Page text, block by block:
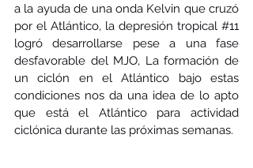
a la ayuda de una onda Kelvin que cruzó
por el Atlántico, la depresión tropical #11
logró desarrollarse pese a una fase
desfavorable del MJO, La formación de
un ciclón en el Atlántico bajo estas
condiciones nos da una idea de lo apto
que está el Atlántico para actividad
ciclónica durante las próximas semanas.